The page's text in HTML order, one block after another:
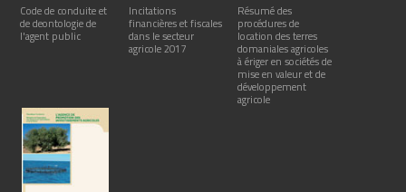
Code de conduite et
de deontologie de
l'agent public
Incitations
financières et fiscales
dans le secteur
agricole 2017
Résumé des
procédures de
location des terres
domaniales agricoles
à ériger en sociétés de
mise en valeur et de
développement
agricole